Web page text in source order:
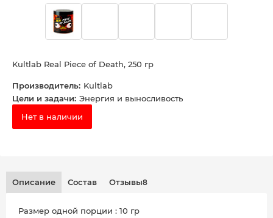
Kultlab Real Piece of Death, 250 гр
Производитель: Kultlab
Цели и задачи: Энергия и выносливость
Нет в наличии
Описание Состав Отзывы
Размер одной порции : 10 гр